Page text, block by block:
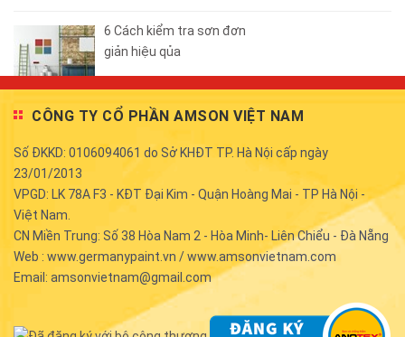
6 Cách kiểm tra sơn đơn
giản hiệu qủa
CÔNG TY CỔ PHẦN AMSON VIỆT NAM
Số ĐKKD: 0106094061 do Sở KHĐT TP. Hà Nội cấp ngày
23/01/2013
VPGD: LK 78A F3 - KĐT Đại Kim - Quận Hoàng Mai - TP Hà Nội -
Việt Nam.
CN Miền Trung: Số 38 Hòa Nam 2 - Hòa Minh- Liên Chiểu - Đà Nẵng
Web : www.germanypaint.vn / www.amsonvietnam.com
Email: amsonvietnam@gmail.com